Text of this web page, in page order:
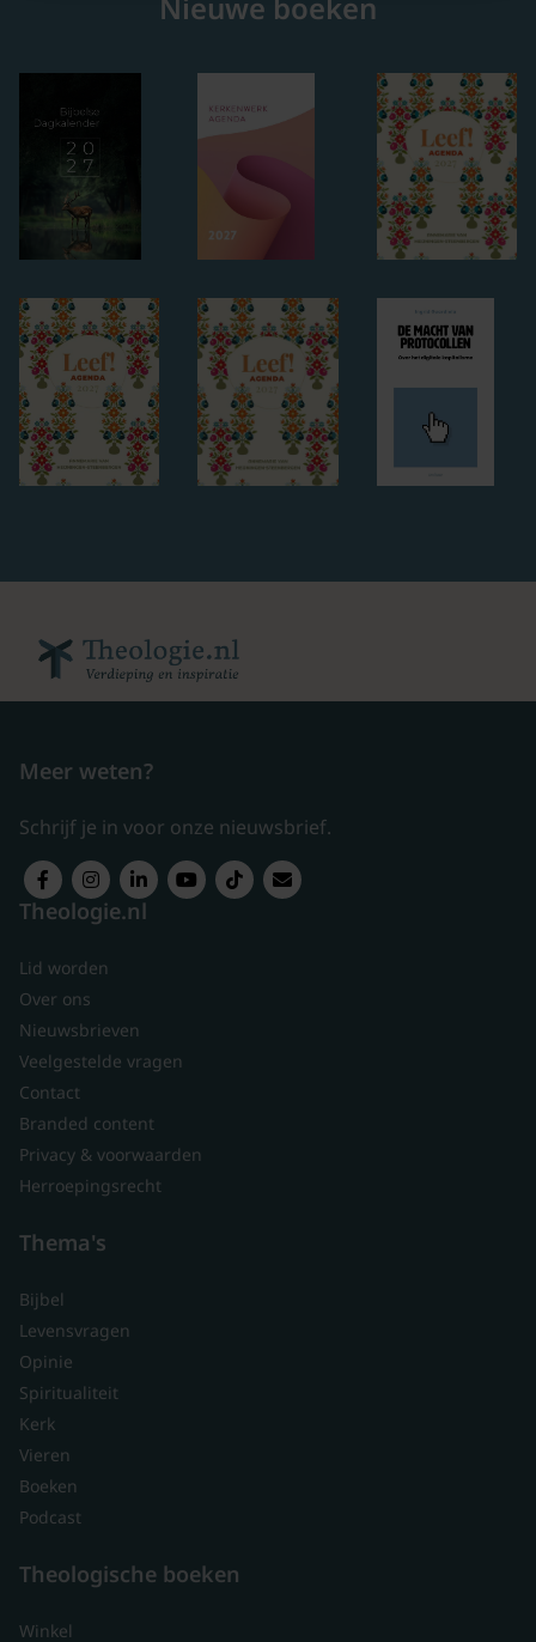
Meer weten?
Schrijf je in voor onze nieuwsbrief.
Theologie.nl
Lid worden
Over ons
Nieuwsbrieven
Veelgestelde vragen
Contact
Branded content
Privacy & voorwaarden
Herroepingsrecht
Thema's
Bijbel
Levensvragen
Opinie
Spiritualiteit
Kerk
Vieren
Boeken
Podcast
Theologische boeken
Winkel